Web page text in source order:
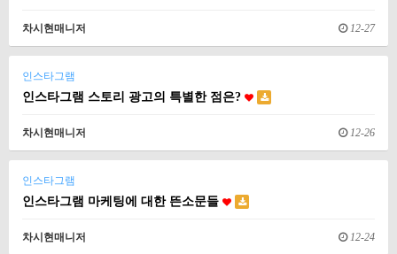
차시현매니저 12-27
인스타그램
인스타그램 스토리 광고의 특별한 점은?
차시현매니저 12-26
인스타그램
인스타그램 마케팅에 대한 뜬소문들
차시현매니저 12-24